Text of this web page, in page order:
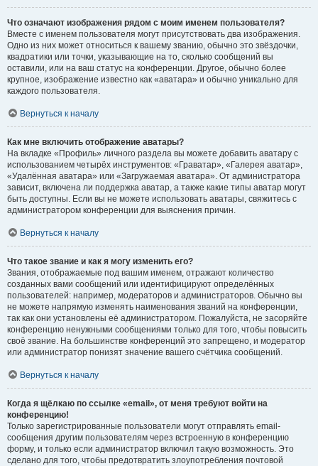
Что означают изображения рядом с моим именем пользователя?
Вместе с именем пользователя могут присутствовать два изображения.
Одно из них может относиться к вашему званию, обычно это звёздочки,
квадратики или точки, указывающие на то, сколько сообщений вы
оставили, или на ваш статус на конференции. Другое, обычно более
крупное, изображение известно как «аватара» и обычно уникально для
каждого пользователя.
Вернуться к началу
Как мне включить отображение аватары?
На вкладке «Профиль» личного раздела вы можете добавить аватару с
использованием четырёх инструментов: «Граватар», «Галерея аватар»,
«Удалённая аватара» или «Загружаемая аватара». От администратора
зависит, включена ли поддержка аватар, а также какие типы аватар могут
быть доступны. Если вы не можете использовать аватары, свяжитесь с
администратором конференции для выяснения причин.
Вернуться к началу
Что такое звание и как я могу изменить его?
Звания, отображаемые под вашим именем, отражают количество
созданных вами сообщений или идентифицируют определённых
пользователей: например, модераторов и администраторов. Обычно вы
не можете напрямую изменять наименования званий на конференции,
так как они установлены её администратором. Пожалуйста, не засоряйте
конференцию ненужными сообщениями только для того, чтобы повысить
своё звание. На большинстве конференций это запрещено, и модератор
или администратор понизят значение вашего счётчика сообщений.
Вернуться к началу
Когда я щёлкаю по ссылке «email», от меня требуют войти на
конференцию!
Только зарегистрированные пользователи могут отправлять email-
сообщения другим пользователям через встроенную в конференцию
форму, и только если администратор включил такую возможность. Это
сделано для того, чтобы предотвратить злоупотребления почтовой